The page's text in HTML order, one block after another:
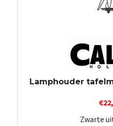
Lamphouder
€
Zwarte